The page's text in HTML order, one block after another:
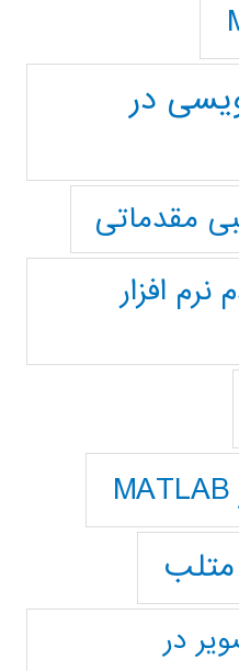
در
مقدماتی
افزار
متلب
در